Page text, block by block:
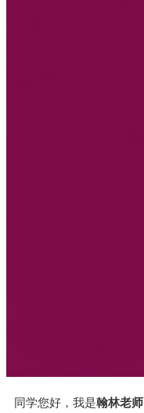
同学您好，我是翰林老师